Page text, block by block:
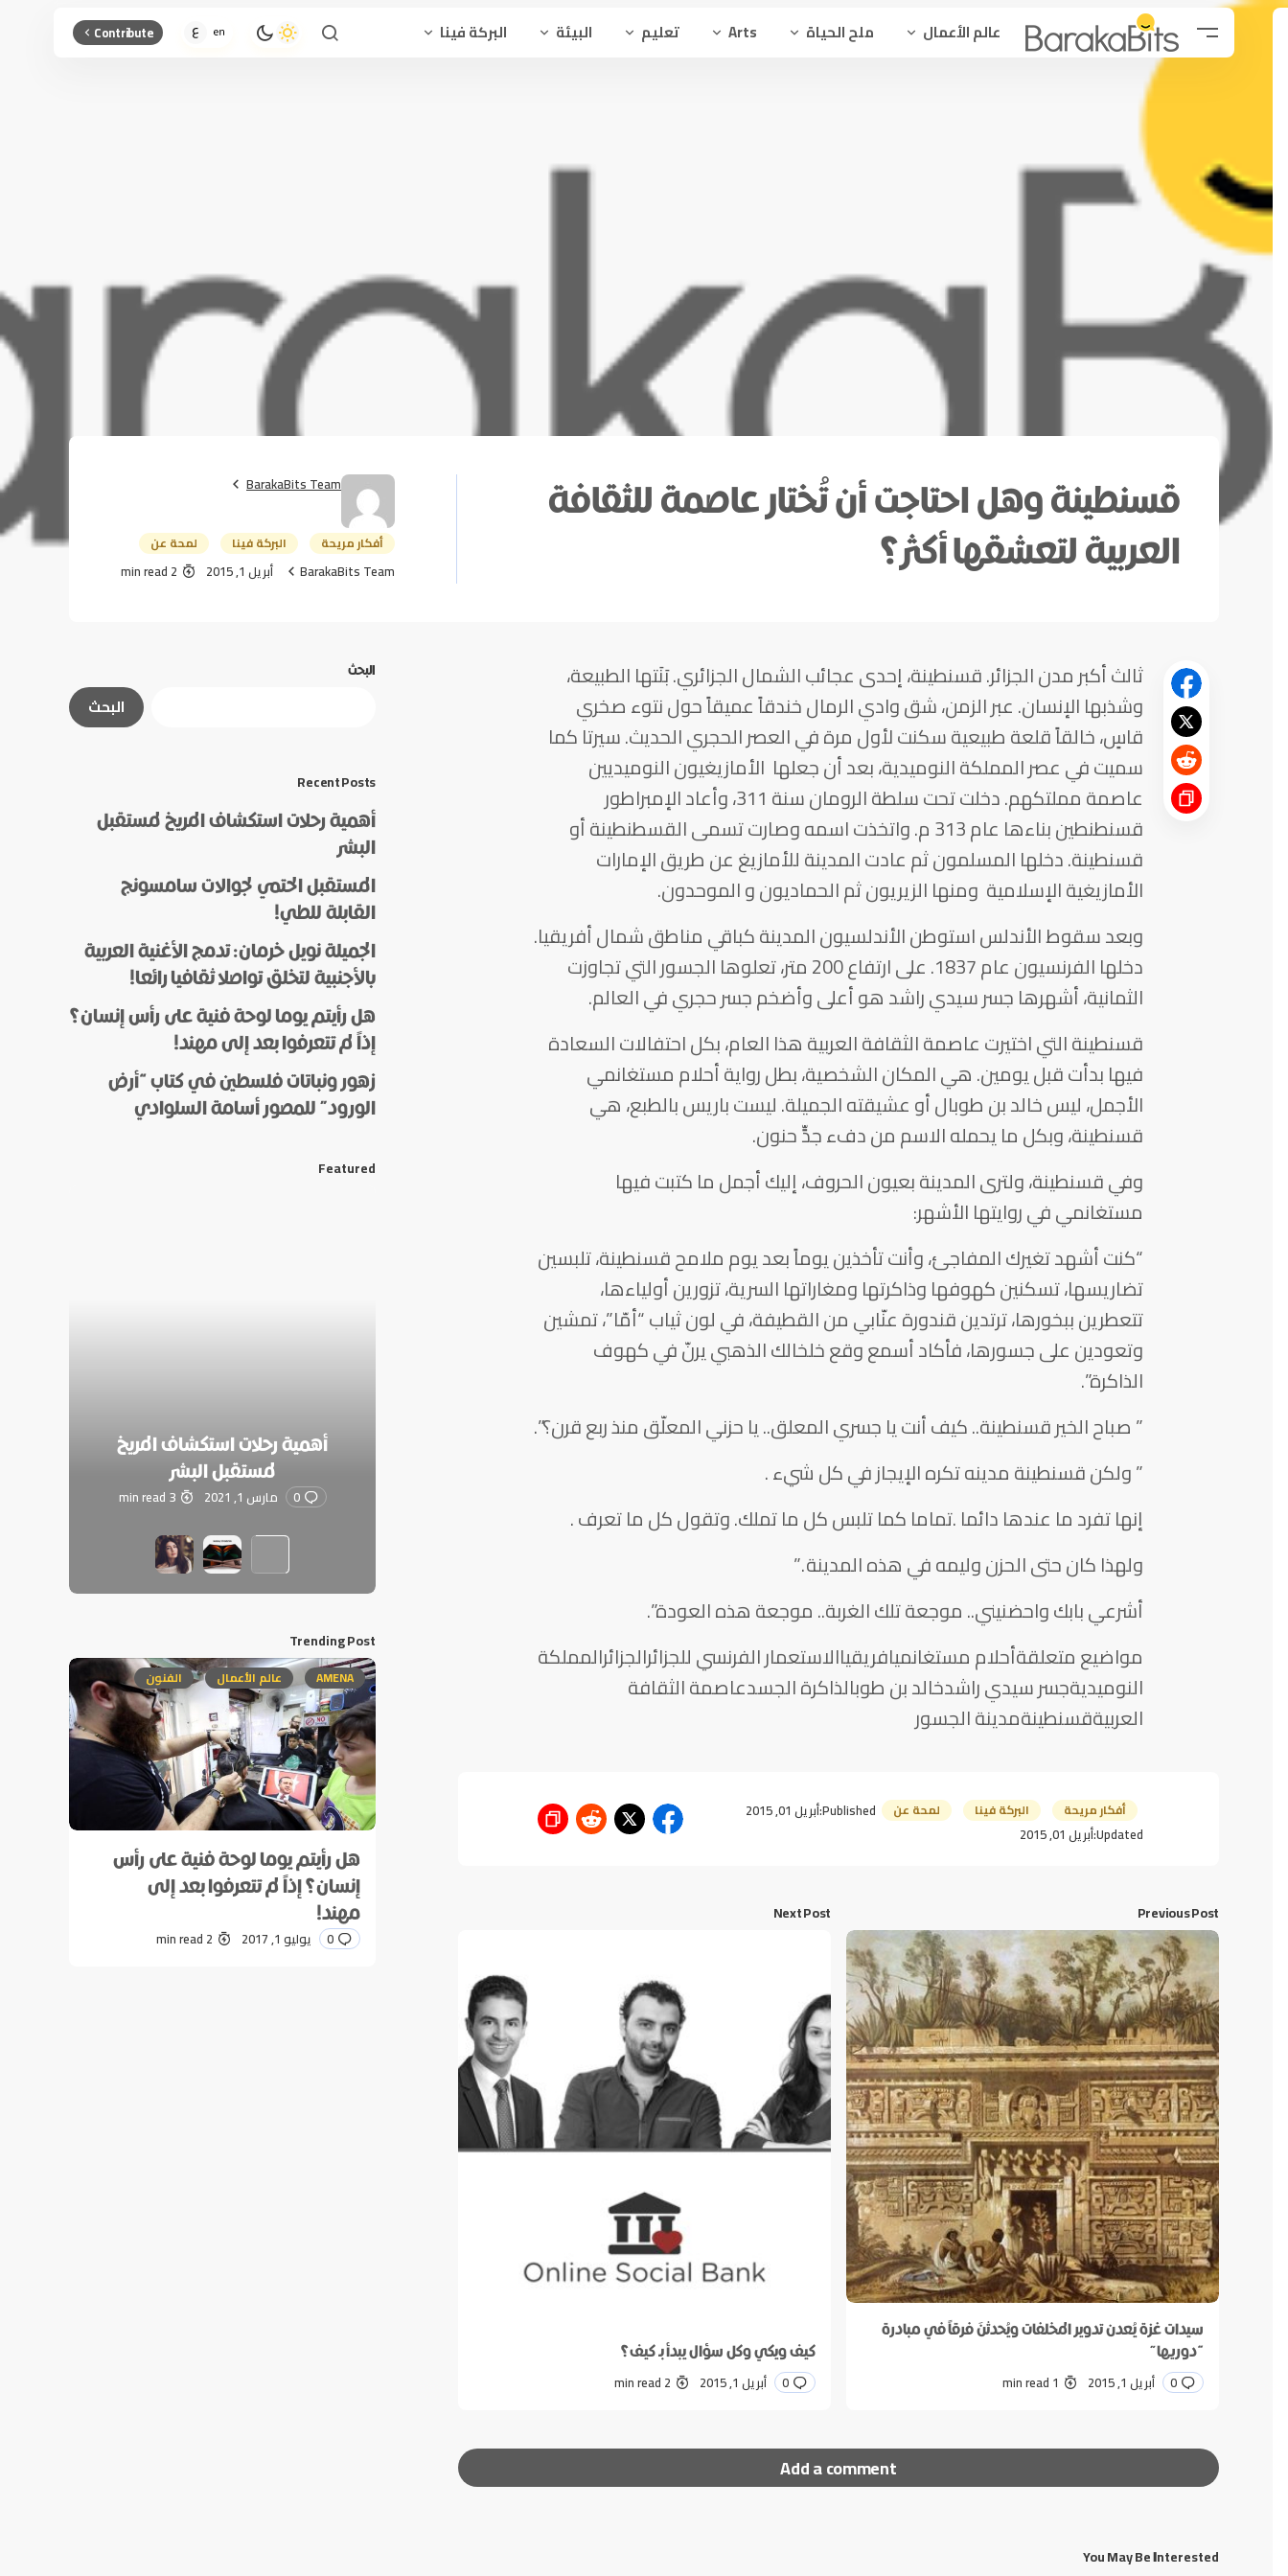
عالم الأعمال ملح الحياة Arts تعليم البيئة البركة فينا Contribute
قسنطينة وهل احتاجت أن تُختار عاصمة للثقافة
العربية لتعشقها أكثر؟
BarakaBits Team
أفكار مريحة البركة فينا لمحة عن
BarakaBits Team أبريل 1, 2015 2 min read
ثالث أكبر مدن الجزائر. قسنطينة، إحدى عجائب الشمال الجزائري. بَنَتها الطبيعة،
وشذبها الإنسان. عبر الزمن، شق وادي الرمال خندقاً عميقاً حول نتوء صخري
قاسٍ، خالقاً قلعة طبيعية سكنت لأول مرة في العصر الحجري الحديث. سيرتا كما
سميت في عصر المملكة النوميدية، بعد أن جعلها الأمازيغيون النوميديين
عاصمة مملتكهم. دخلت تحت سلطة الرومان سنة 311، وأعاد الإمبراطور
قسنطنطين بناءها عام 313 م. واتخذت اسمه وصارت تسمى القسطنطينة أو
قسنطينة. دخلها المسلمون ثم عادت المدينة للأمازيغ عن طريق الإمارات
الأمازيغية الإسلامية ومنها الزيريون ثم الحماديون و الموحدون.
وبعد سقوط الأندلس استوطن الأندلسيون المدينة كباقي مناطق شمال أفريقيا.
دخلها الفرنسيون عام 1837. على ارتفاع 200 متر، تعلوها الجسور التي تجاوزت
الثمانية، أشهرها جسر سيدي راشد هو أعلى وأضخم جسر حجري في العالم.
قسنطينة التي اختيرت عاصمة الثقافة العربية هذا العام، بكل احتفالات السعادة
فيها بدأت قبل يومين. هي المكان الشخصية، بطل رواية أحلام مستغانمي
الأجمل، ليس خالد بن طوبال أو عشيقته الجميلة. ليست باريس بالطبع، هي
قسنطينة، وبكل ما يحمله الاسم من دفء جدٍّ حنون.
وفي قسنطينة، ولترى المدينة بعيون الحروف، إليك أجمل ما كتبت فيها
مستغانمي في روايتها الأشهر:
“كنت أشهد تغيرك المفاجئ، وأنت تأخذين يوماً بعد يوم ملامح قسنطينة، تلبسين
تضاريسها، تسكنين كهوفها وذاكرتها ومغاراتها السرية، تزورين أولياءها،
تتعطرين ببخورها، ترتدين قندورة عنّابي من القطيفة، في لون ثياب “أمّا”، تمشين
وتعودين على جسورها، فأكاد أسمع وقع خلخالك الذهبي يرنّ في كهوف
الذاكرة”.
” صباح الخير قسنطينة.. كيف أنت يا جسري المعلق.. يا حزني المعلّق منذ ربع قرن؟”.
” ولكن قسنطينة مدينه تكره الإيجاز في كل شيء .
إنها تفرد ما عندها دائما .تماما كما تلبس كل ما تملك. وتقول كل ما تعرف .
ولهذا كان حتى الحزن وليمه في هذه المدينة .”
أشرعي بابك واحضنيني.. موجعة تلك الغربة.. موجعة هذه العودة”.
مواضيع متعلقةأحلام مستغانميافريقياالاستعمار الفرنسي للجزائرالجزائرالمملكة
النوميديةجسر سيدي راشدخالد بن طوبالذاكرة الجسدعاصمة الثقافة
العربيةقسنطينةمدينة الجسور
أفكار مريحة البركة فينا لمحة عن Published:أبريل 01, 2015
Updated:أبريل 01, 2015
Previous Post
سيدات غزة يُعدن تدوير المخلفات ويُحدثنَ فرقاً في مبادرة
“دوريها”
0 أبريل 1, 2015 1 min read
Next Post
كيف ويكي وكل سؤال يبدأ بـ كيف؟
0 أبريل 1, 2015 2 min read
Add a comment
البحث
البحث
Recent Posts
أهمية رحلات استكشاف المريخ لمستقبل
البشر
المستقبل الحتمي لجوالات سامسونج
القابلة للطي!
الجميلة نويل خرمان: تدمج الأغنية العربية
بالأجنبية لتخلق تواصلا ثقافيا رائعا!
هل رأيتم يوما لوحة فنية على رأس إنسان؟
إذاً لم تتعرفوا بعد إلى مهند!
زهور ونباتات فلسطين في كتاب “أرض
الورود” للمصور أسامة السلوادي
Featured
أهمية رحلات استكشاف المريخ
لمستقبل البشر
0 مارس 1, 2021 3 min read
Trending Post
AMENA عالم الأعمال الفنون
هل رأيتم يوما لوحة فنية على رأس
إنسان؟ إذاً لم تتعرفوا بعد إلى
مهند!
0 يوليو 1, 2017 2 min read
You May Be Interested